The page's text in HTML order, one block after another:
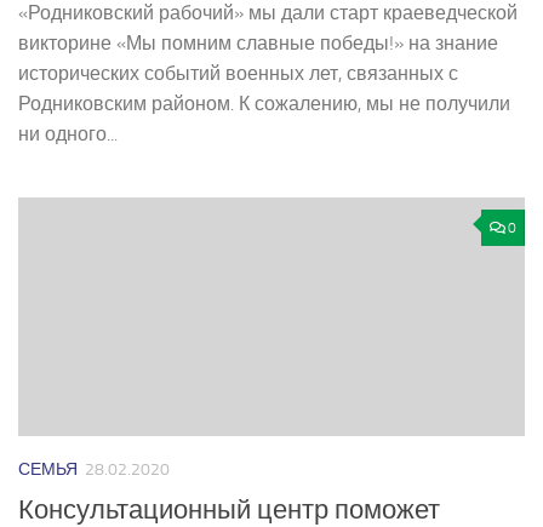
«Родниковский рабочий» мы дали старт краеведческой
викторине «Мы помним славные победы!» на знание
исторических событий военных лет, связанных с
Родниковским районом. К сожалению, мы не получили
ни одного...
0
СЕМЬЯ 28.02.2020
Консультационный центр поможет